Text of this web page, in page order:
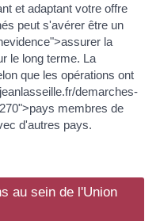
et adaptant votre offre
peut s'avérer être un
la
le long terme. La
que les opérations ont
demarches-
membres de
d'autres pays.
au sein de l'Union